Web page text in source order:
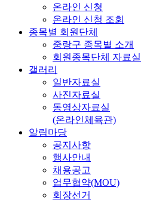
온라인 신청
온라인 신청 조회
종목별 회원단체
중랑구 종목별 소개
회원종목단체 자료실
갤러리
일반자료실
사진자료실
동영상자료실
(온라인체육관)
알림마당
공지사항
행사안내
채용공고
업무협약(MOU)
회장선거